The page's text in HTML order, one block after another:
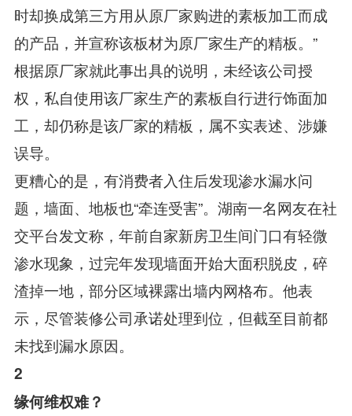
时却换成第三方用从原厂家购进的素板加工而成
的产品，并宣称该板材为原厂家生产的精板。”
根据原厂家就此事出具的说明，未经该公司授
权，私自使用该厂家生产的素板自行进行饰面加
工，却仍称是该厂家的精板，属不实表述、涉嫌
误导。
更糟心的是，有消费者入住后发现渗水漏水问
题，墙面、地板也“牵连受害”。湖南一名网友在社
交平台发文称，年前自家新房卫生间门口有轻微
渗水现象，过完年发现墙面开始大面积脱皮，碎
渣掉一地，部分区域裸露出墙内网格布。他表
示，尽管装修公司承诺处理到位，但截至目前都
未找到漏水原因。
2
缘何维权难？